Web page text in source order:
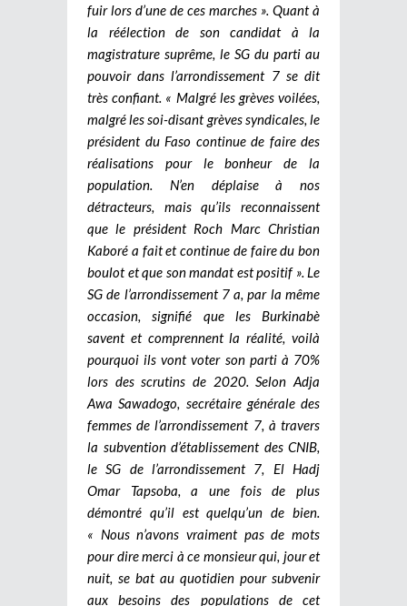
fuir lors d’une de ces marches ». Quant à
la réélection de son candidat à la
magistrature suprême, le SG du parti au
pouvoir dans l’arrondissement 7 se dit
très confiant. « Malgré les grèves voilées,
malgré les soi-disant grèves syndicales, le
président du Faso continue de faire des
réalisations pour le bonheur de la
population. N’en déplaise à nos
détracteurs, mais qu’ils reconnaissent
que le président Roch Marc Christian
Kaboré a fait et continue de faire du bon
boulot et que son mandat est positif ». Le
SG de l’arrondissement 7 a, par la même
occasion, signifié que les Burkinabè
savent et comprennent la réalité, voilà
pourquoi ils vont voter son parti à 70%
lors des scrutins de 2020. Selon Adja
Awa Sawadogo, secrétaire générale des
femmes de l’arrondissement 7, à travers
la subvention d’établissement des CNIB,
le SG de l’arrondissement 7, El Hadj
Omar Tapsoba, a une fois de plus
démontré qu’il est quelqu’un de bien.
« Nous n’avons vraiment pas de mots
pour dire merci à ce monsieur qui, jour et
nuit, se bat au quotidien pour subvenir
aux besoins des populations de cet